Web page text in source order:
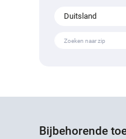
Duitsland
Bijbehorende